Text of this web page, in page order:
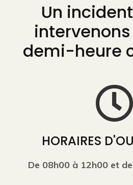
Un
demi-heure
HORAIRES
De 08h00 à 12h00 et